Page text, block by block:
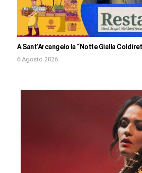
A Sant’Arcangelo la “Notte Gialla
6 Agosto 2026